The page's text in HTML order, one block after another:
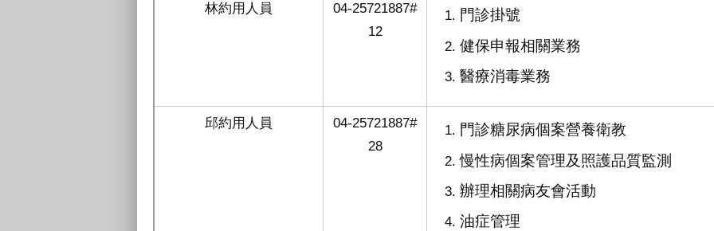
林約用人員
04-25721887#
12
門診掛號
健保申報相關業務
醫療消毒業務
邱約用人員
04-25721887#
28
門診糖尿病個案營養衛教
慢性病個案管理及照護品質監測
辦理相關病友會活動
油症管理